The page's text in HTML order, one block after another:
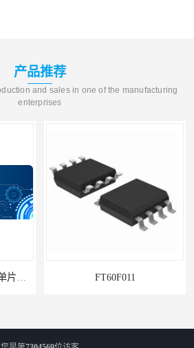
产品推荐
and sales in one of the manufacturing
enterprises
MSP430系列单片机与51单片机的区别及优劣势对比 FT60F011